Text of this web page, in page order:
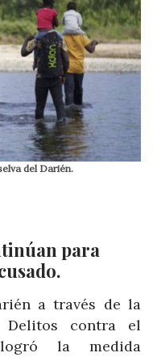
del Darién.
para
a través de la
Delitos contra el
logró la medida